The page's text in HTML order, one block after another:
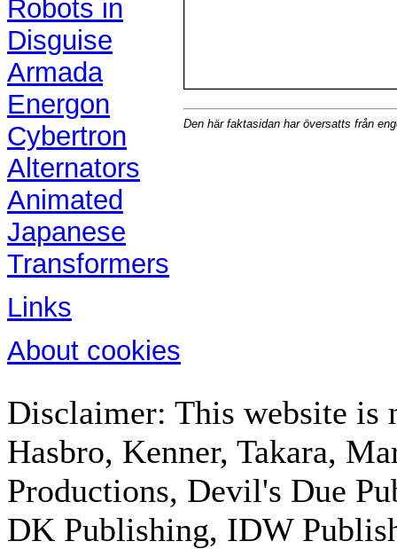
Robots in
Disguise
Armada
Energon
Cybertron
Alternators
Animated
Japanese
Transformers
Links
About cookies
Den här faktasidan har översatts från
Disclaimer: This website is
Hasbro, Kenner, Takara,
Productions, Devil's Due
DK Publishing, IDW